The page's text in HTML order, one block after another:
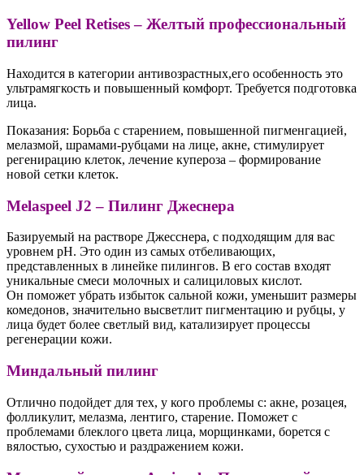
Yellow Peel Retises – Желтый профессиональный
пилинг
Находится в категории антивозрастных,его особенность это
ультрамягкость и повышенный комфорт. Требуется подготовка
лица.
Показания: Борьба с старением, повышенной пигменгацией,
мелазмой, шрамами-рубцами на лице, акне, стимулирует
регенирацию клеток, лечение купероза – формирование
новой сетки клеток.
Melaspeel J2 – Пилинг Джеснера
Базируемый на растворе Джесснера, с подходящим для вас
уровнем рН. Это один из самых отбеливающих,
представленных в линейке пилингов. В его состав входят
уникальные смеси молочных и салициловых кислот.
Он поможет убрать избыток сальной кожи, уменьшит размеры
комедонов, значительно высветлит пигментацию и рубцы, у
лица будет более светлый вид, катализирует процессы
регенерации кожи.
Миндальный пилинг
Отлично подойдет для тех, у кого проблемы с: акне, розацея,
фолликулит, мелазма, лентиго, старение. Поможет с
проблемами блеклого цвета лица, морщинками, борется с
вялостью, сухостью и раздражением кожи.